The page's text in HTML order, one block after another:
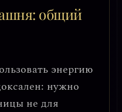
общий
энергию
нужно
не для